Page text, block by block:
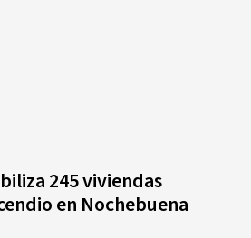
245 viviendas
en Nochebuena